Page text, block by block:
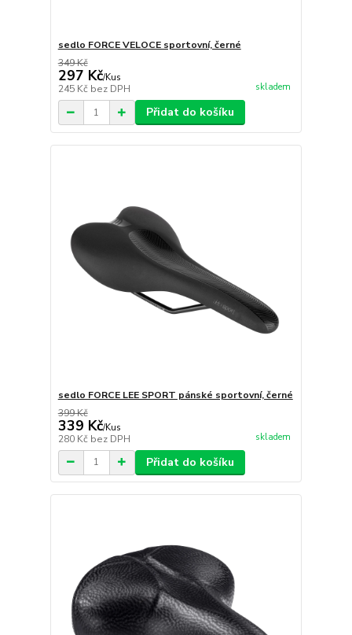
sedlo FORCE VELOCE sportovní, černé
349 Kč
297 Kč/Kus
245 Kč bez DPH skladem
Přidat do košíku
sedlo FORCE LEE SPORT pánské sportovní, černé
399 Kč
339 Kč/Kus
280 Kč bez DPH skladem
Přidat do košíku